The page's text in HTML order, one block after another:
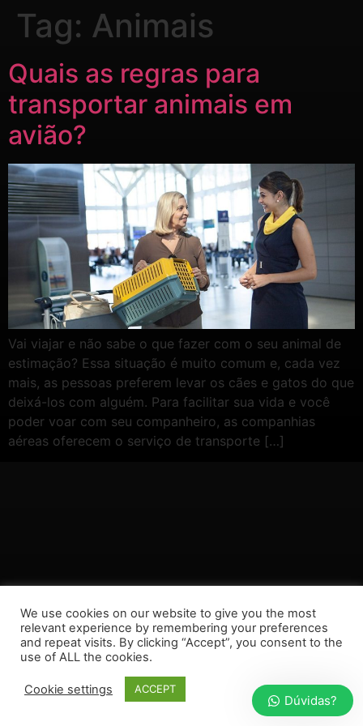
Tag: Animais
Quais as regras para
transportar animais em
avião?
Vai viajar e não sabe o que fazer com o seu animal de
estimação? Essa situação é muito comum e, cada vez
mais, as pessoas preferem levar os cães e gatos do que
deixá-los com alguém. Para facilitar sua vida e você
poder voar com seu companheiro, as companhias
aéreas oferecem o serviço de transporte […]
We use cookies on our website to give you the most
relevant experience by remembering your preferences
and repeat visits. By clicking “Accept”, you consent to the
use of ALL the cookies.
Cookie settings ACCEPT
Dúvidas?